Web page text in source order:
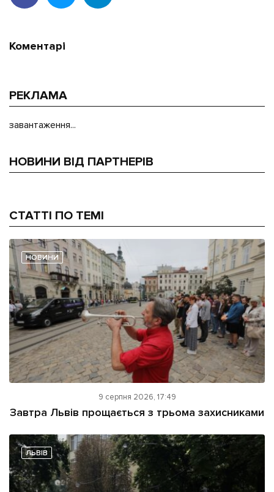
Коментарі
РЕКЛАМА
завантаження...
НОВИНИ ВІД ПАРТНЕРІВ
СТАТТІ ПО ТЕМІ
НОВИНИ
9 серпня 2026, 17:49
Завтра Львів прощається з трьома захисниками
ЛЬВІВ